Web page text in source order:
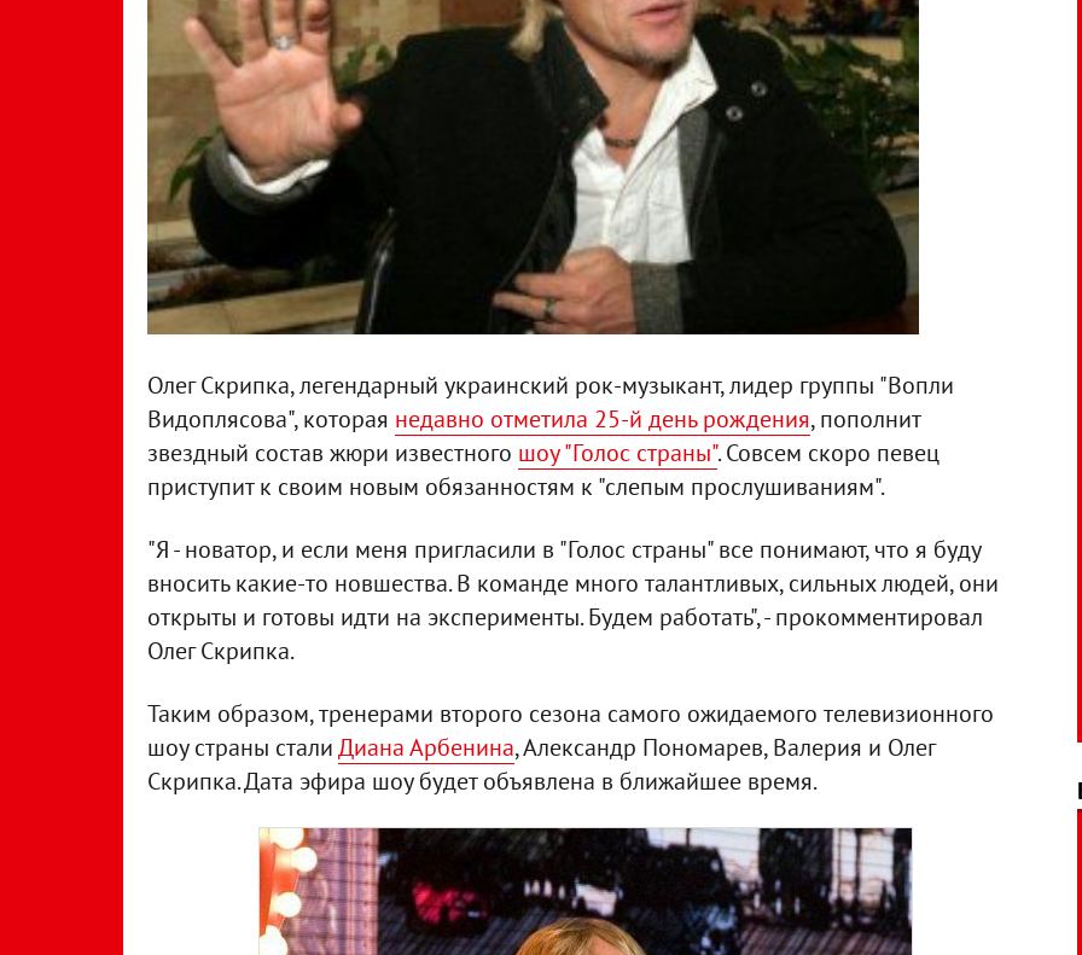
Олег Скрипка, легендарный украинский рок-музыкант, лидер группы "Вопли
Видоплясова", которая недавно отметила 25-й день рождения, пополнит
звездный состав жюри известного шоу "Голос страны". Совсем скоро певец
приступит к своим новым обязанностям к "слепым прослушиваниям".
"Я - новатор, и если меня пригласили в "Голос страны" все понимают, что я буду
вносить какие-то новшества. В команде много талантливых, сильных людей, они
открыты и готовы идти на эксперименты. Будем работать", - прокомментировал
Олег Скрипка.
Таким образом, тренерами второго сезона самого ожидаемого телевизионного
шоу страны сталиДиана Арбенина, Александр Пономарев, Валерия и Олег
Скрипка. Дата эфира шоу будет объявлена в ближайшее время.